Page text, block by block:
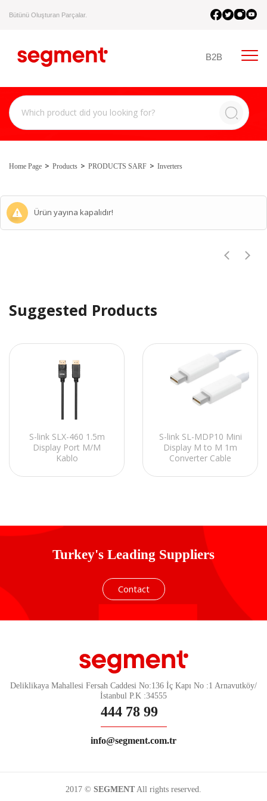
Bütünü Oluşturan Parçalar.
B2B
Home Page Products PRODUCTS SARF Inverters
Ürün yayına kapalıdır!
Suggested Products
S-link SLX-460 1.5m
Display Port M/M
Kablo
S-link SL-MDP10 Mini
Display M to M 1m
Converter Cable
Turkey's Leading Suppliers
Contact
Deliklikaya Mahallesi Fersah Caddesi No:136 İç Kapı No :1 Arnavutköy/
İstanbul P.K :34555
444 78 99
info@segment.com.tr
2017 © SEGMENT All rights reserved.